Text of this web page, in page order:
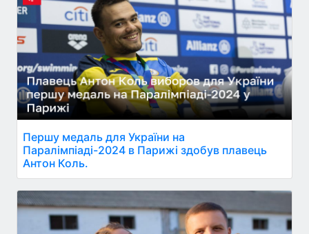
Першу медаль для України на
Паралімпіаді-2024 в Парижі здобув плавець
Антон Коль.